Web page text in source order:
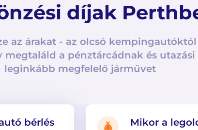
díjak
az árakat - az olcsó
a pénztárcádnak és
leginkább megfelelő járművet
bérlés
Mikor a